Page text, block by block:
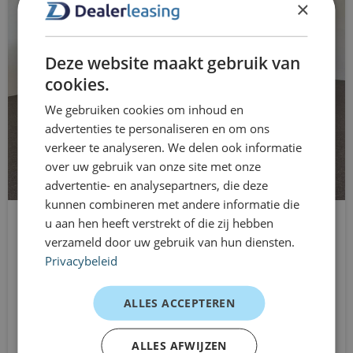
Stadsbewoner – dagelijkse ritten
“Handzaam en zuinig — perfect voor de stad.”
Student – korte ritten
“Fijn formaat en makkelijk te parkeren.”
Starter – eerste auto
“Comfortabel en overzichtelijk voor dagelijks
gebruik.”
Dealerleasing is onderdeel van
Eurocars Mobility
Dealerleasing maakt deel uit van Eurocars Mobility, een
mobiliteitsgroep met meer dan 15 jaar ervaring in
stuurbekrachtiging
zij airbag(s) voor
Volkswagen e-Up!
Hatchback
/mnd excl. btw
×
Deze website maakt gebruik van
cookies.
We gebruiken cookies om inhoud en
advertenties te personaliseren en om ons
verkeer te analyseren. We delen ook informatie
over uw gebruik van onze site met onze
advertentie- en analysepartners, die deze
kunnen combineren met andere informatie die
u aan hen heeft verstrekt of die zij hebben
verzameld door uw gebruik van hun diensten.
Privacybeleid
ALLES ACCEPTEREN
ALLES AFWIJZEN